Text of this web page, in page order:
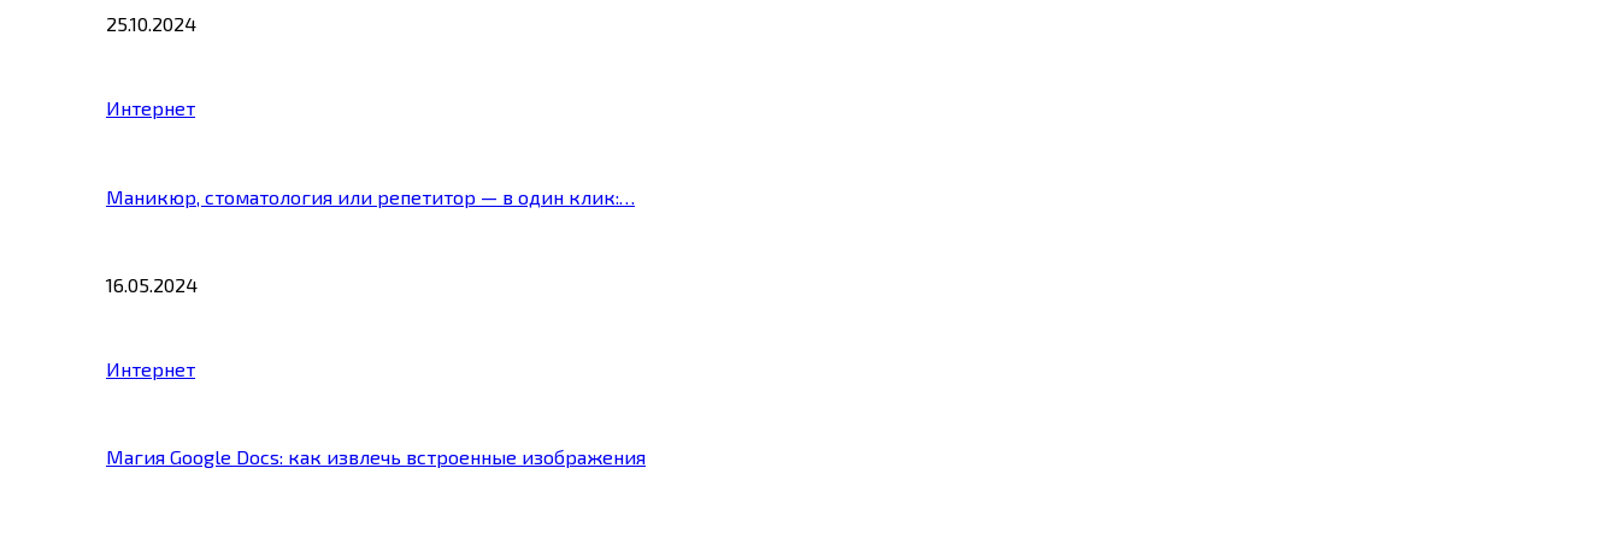
25.10.2024
Интернет
Маникюр, стоматология или репетитор — в один клик:…
16.05.2024
Интернет
Магия Google Docs: как извлечь встроенные изображения